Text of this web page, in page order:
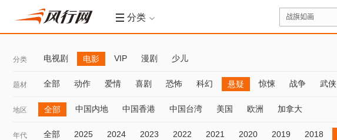
分类
分类 电视剧 电影 VIP 漫剧 少儿
题材 全部 动作 爱情 喜剧 恐怖 科幻 悬疑 惊悚 战争 武侠
地区 全部 中国内地 中国香港 中国台湾 美国 欧洲 加拿大
年代 全部 2025 2024 2023 2022 2021 2020 2019 2018